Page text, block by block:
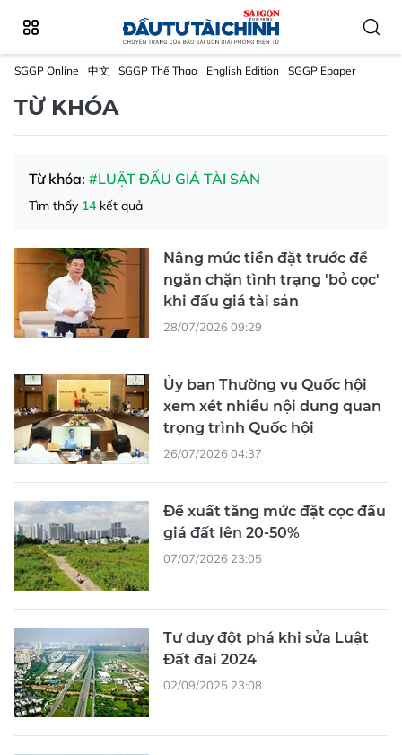
SGGP Online 中文 SGGP Thể Thao English Edition SGGP Epaper
TỪ KHÓA
Từ khóa: #LUẬT ĐẤU GIÁ TÀI SẢN
Tìm thấy 14 kết quả
Nâng mức tiền đặt trước để
ngăn chặn tình trạng 'bỏ cọc'
khi đấu giá tài sản
28/07/2026 09:29
Ủy ban Thường vụ Quốc hội
xem xét nhiều nội dung quan
trọng trình Quốc hội
26/07/2026 04:37
Đề xuất tăng mức đặt cọc đấu
giá đất lên 20-50%
07/07/2026 23:05
Tư duy đột phá khi sửa Luật
Đất đai 2024
02/09/2025 23:08